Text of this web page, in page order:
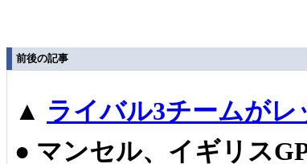
前後の記事
▲ ライバル3チームが
● マンセル、イギリス